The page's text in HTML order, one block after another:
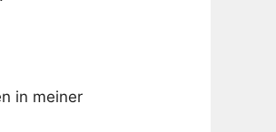
in meiner